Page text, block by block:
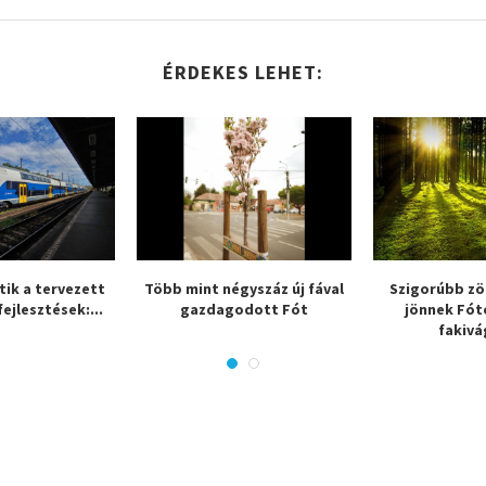
ÉRDEKES LEHET:
a tervezett
Több mint négyszáz új fával
gazdagodott Fót
Szigorúbb
jönnek